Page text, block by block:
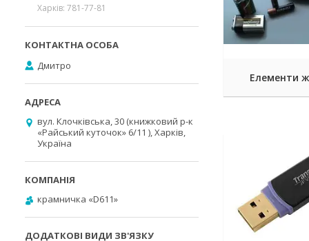
Елементи
Харків: 781-77-81
Дмитро
вул. Клочківська, 30 (книжковий р-к
«Райський куточок» 6/11 ), Харків,
Україна
крамничка «D611»